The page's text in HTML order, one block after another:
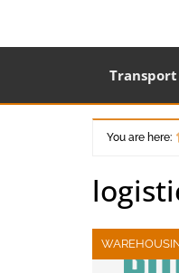
You are here: